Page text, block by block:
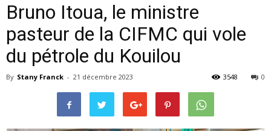
Bruno Itoua, le ministre
pasteur de la CIFMC qui vole
du pétrole du Kouilou
By Stany Franck - 21 décembre 2023 0
3548